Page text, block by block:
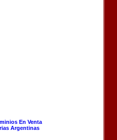
En Venta
Argentinas